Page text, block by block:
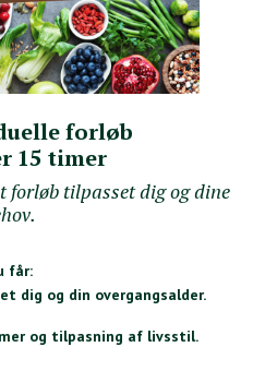
forløb
15 timer
tilpasset dig og dine
får:
dig og din overgangsalder.
og tilpasning af livsstil.